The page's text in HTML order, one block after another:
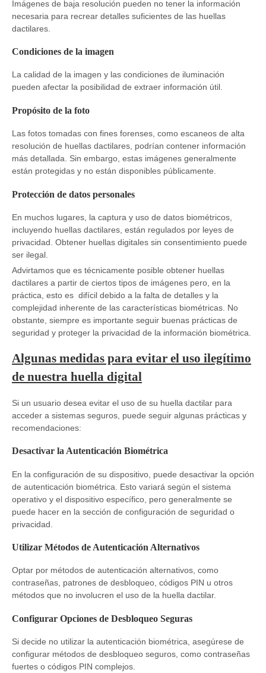
Imágenes de baja resolución pueden no tener la información
necesaria para recrear detalles suficientes de las huellas
dactilares.
Condiciones de la imagen
La calidad de la imagen y las condiciones de iluminación
pueden afectar la posibilidad de extraer información útil.
Propósito de la foto
Las fotos tomadas con fines forenses, como escaneos de alta
resolución de huellas dactilares, podrían contener información
más detallada. Sin embargo, estas imágenes generalmente
están protegidas y no están disponibles públicamente.
Protección de datos personales
En muchos lugares, la captura y uso de datos biométricos,
incluyendo huellas dactilares, están regulados por leyes de
privacidad. Obtener huellas digitales sin consentimiento puede
ser ilegal.
Advirtamos que es técnicamente posible obtener huellas
dactilares a partir de ciertos tipos de imágenes pero, en la
práctica, esto es difícil debido a la falta de detalles y la
complejidad inherente de las características biométricas. No
obstante, siempre es importante seguir buenas prácticas de
seguridad y proteger la privacidad de la información biométrica.
Algunas medidas para evitar el uso ilegítimo
de nuestra huella digital
Si un usuario desea evitar el uso de su huella dactilar para
acceder a sistemas seguros, puede seguir algunas prácticas y
recomendaciones:
Desactivar la Autenticación Biométrica
En la configuración de su dispositivo, puede desactivar la opción
de autenticación biométrica. Esto variará según el sistema
operativo y el dispositivo específico, pero generalmente se
puede hacer en la sección de configuración de seguridad o
privacidad.
Utilizar Métodos de Autenticación Alternativos
Optar por métodos de autenticación alternativos, como
contraseñas, patrones de desbloqueo, códigos PIN u otros
métodos que no involucren el uso de la huella dactilar.
Configurar Opciones de Desbloqueo Seguras
Si decide no utilizar la autenticación biométrica, asegúrese de
configurar métodos de desbloqueo seguros, como contraseñas
fuertes o códigos PIN complejos.